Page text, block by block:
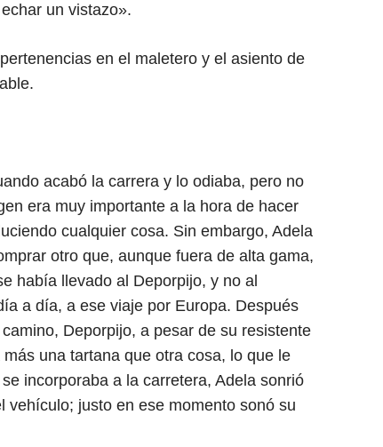
un vistazo».
en el maletero y el asiento de
acabó la carrera y lo odiaba, pero no
era muy importante a la hora de hacer
cualquier cosa. Sin embargo, Adela
otro que, aunque fuera de alta gama,
había llevado al Deporpijo, y no al
a día, a ese viaje por Europa. Después
Deporpijo, a pesar de su resistente
una tartana que otra cosa, lo que le
incorporaba a la carretera, Adela sonrió
justo en ese momento sonó su